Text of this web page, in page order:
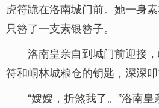
虎符跪在洛南城门前。她一身
只簪了一支素银簪子。
洛南皇亲自到城门前迎接
符和峒林城粮仓的钥匙，深深叩
“嫂嫂，折煞我了。”洛南